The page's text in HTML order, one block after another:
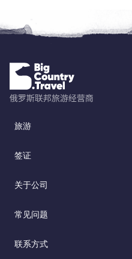
旅游
签证
关于公司
常见问题
联系方式